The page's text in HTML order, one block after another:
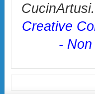
Creative
-